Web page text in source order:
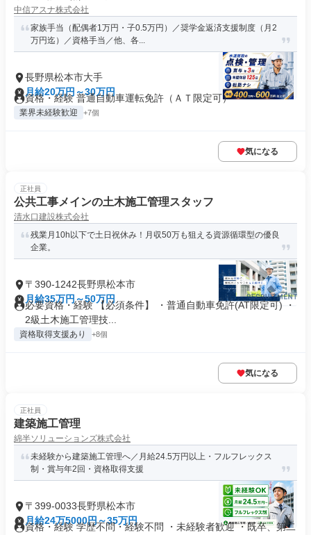
中信アスナ株式会社
家族手当（配偶者1万円・子0.5万円）／奨学金返済支援制度（月2
万円迄）／資格手当／他、各...
長野県松本市大手
月給20万円～30万円
資格・経験 普通自動車運転免許（ＡＴ限定可）
業界未経験歓迎 +7個
気になる
正社員
公共工事メインの土木施工管理スタッフ
清水口建設株式会社
残業月10h以下で土日祝休み！月収50万も狙える資源循環型の優良
企業。
〒390-1242長野県松本市
月給35万円～50万円
必要資格・経験 【必須条件】 ・普通自動車免許(AT限定可) ・
2級土木施工管理技...
資格取得支援あり +8個
気になる
正社員
建築施工管理
綿半ソリューションズ株式会社
未経験から建築施工管理へ／月給24.5万円以上・フルフレックス
制・賞与年2回・資格取得支援
〒399-0033長野県松本市
月給24万5000円～35万円
資格・経験 学歴不問・経験不問 ・未経験者歓迎 ・既卒、第二